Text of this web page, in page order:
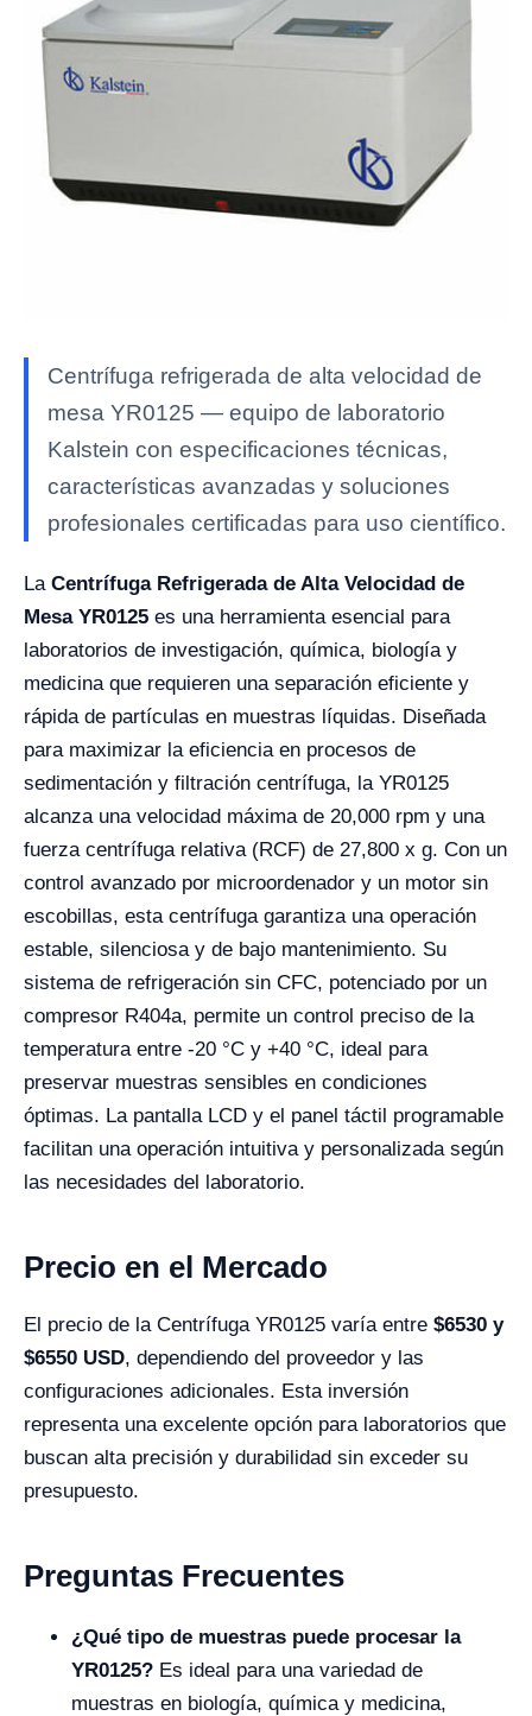
Centrífuga refrigerada de alta velocidad de
mesa YR0125 — equipo de laboratorio
Kalstein con especificaciones técnicas,
características avanzadas y soluciones
profesionales certificadas para uso científico.
La Centrífuga Refrigerada de Alta Velocidad de
Mesa YR0125 es una herramienta esencial para
laboratorios de investigación, química, biología y
medicina que requieren una separación eficiente y
rápida de partículas en muestras líquidas. Diseñada
para maximizar la eficiencia en procesos de
sedimentación y filtración centrífuga, la YR0125
alcanza una velocidad máxima de 20,000 rpm y una
fuerza centrífuga relativa (RCF) de 27,800 x g. Con un
control avanzado por microordenador y un motor sin
escobillas, esta centrífuga garantiza una operación
estable, silenciosa y de bajo mantenimiento. Su
sistema de refrigeración sin CFC, potenciado por un
compresor R404a, permite un control preciso de la
temperatura entre -20 °C y +40 °C, ideal para
preservar muestras sensibles en condiciones
óptimas. La pantalla LCD y el panel táctil programable
facilitan una operación intuitiva y personalizada según
las necesidades del laboratorio.
Precio en el Mercado
El precio de la Centrífuga YR0125 varía entre $6530 y
$6550 USD, dependiendo del proveedor y las
configuraciones adicionales. Esta inversión
representa una excelente opción para laboratorios que
buscan alta precisión y durabilidad sin exceder su
presupuesto.
Preguntas Frecuentes
¿Qué tipo de muestras puede procesar la
YR0125? Es ideal para una variedad de
muestras en biología, química y medicina,